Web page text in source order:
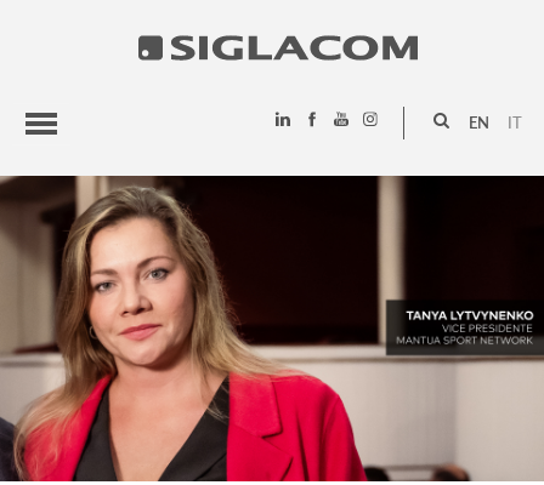
EN
HIGHLIGHTS
PROJECTS
SIGLACOM